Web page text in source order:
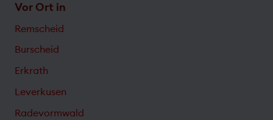
Vor Ort in
Remscheid
Burscheid
Erkrath
Leverkusen
Radevormwald